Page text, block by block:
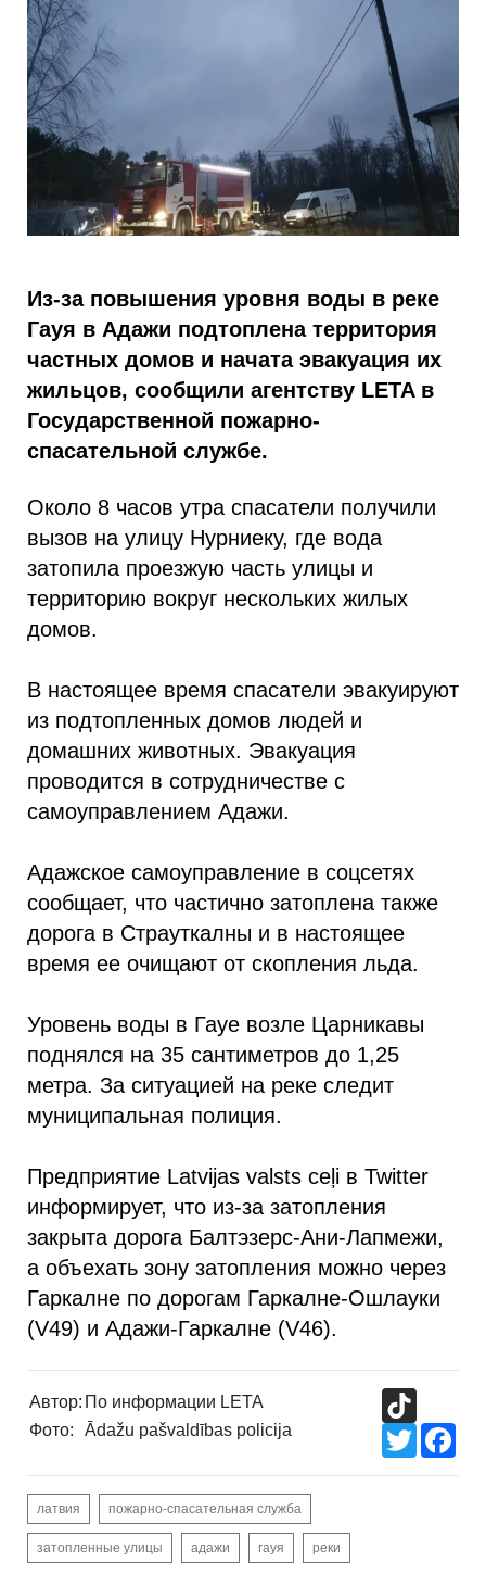
Из-за повышения уровня воды в реке
Гауя в Адажи подтоплена территория
частных домов и начата эвакуация их
жильцов, сообщили агентству LETA в
Государственной пожарно-
спасательной службе.
Около 8 часов утра спасатели получили
вызов на улицу Нурниеку, где вода
затопила проезжую часть улицы и
территорию вокруг нескольких жилых
домов.
В настоящее время спасатели эвакуируют
из подтопленных домов людей и
домашних животных. Эвакуация
проводится в сотрудничестве с
самоуправлением Адажи.
Адажское самоуправление в соцсетях
сообщает, что частично затоплена также
дорога в Страуткалны и в настоящее
время ее очищают от скопления льда.
Уровень воды в Гауе возле Царникавы
поднялся на 35 сантиметров до 1,25
метра. За ситуацией на реке следит
муниципальная полиция.
Предприятие Latvijas valsts ceļi в Twitter
информирует, что из-за затопления
закрыта дорога Балтэзерс-Ани-Лапмежи,
а объехать зону затопления можно через
Гаркалне по дорогам Гаркалне-Ошлауки
(V49) и Адажи-Гаркалне (V46).
Автор: По информации LETA
Фото:
Ādažu pašvaldības policija
Twitter
латвия пожарно-спасательная служба
затопленные улицы адажи гауя реки